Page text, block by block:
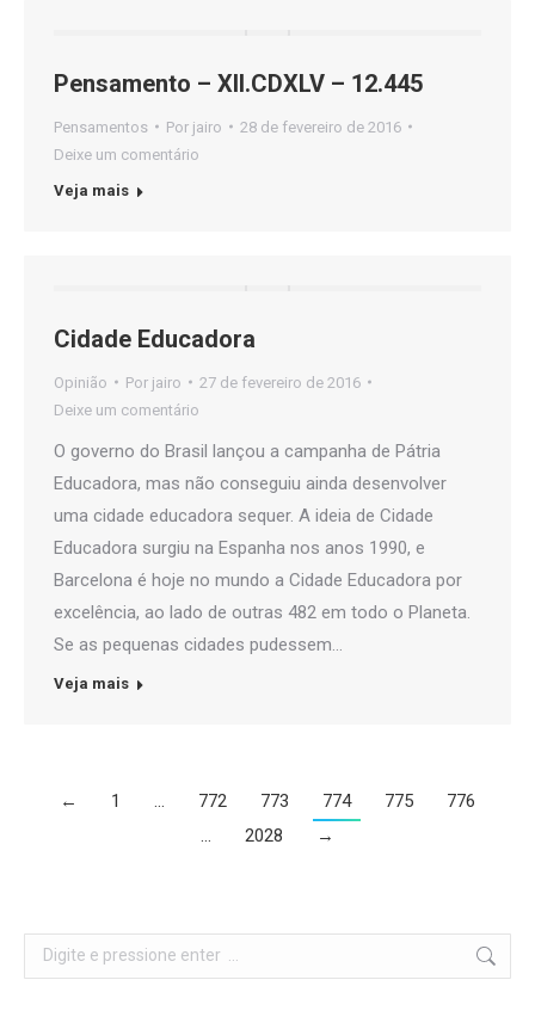
Pensamento – XII.CDXLV – 12.445
Pensamentos Por jairo
28 de fevereiro de 2016
Deixe um comentário
Veja mais
Cidade Educadora
Opinião Por jairo
27 de fevereiro de 2016
Deixe um comentário
O governo do Brasil lançou a campanha de Pátria
Educadora, mas não conseguiu ainda desenvolver
uma cidade educadora sequer. A ideia de Cidade
Educadora surgiu na Espanha nos anos 1990, e
Barcelona é hoje no mundo a Cidade Educadora por
excelência, ao lado de outras 482 em todo o Planeta.
Se as pequenas cidades pudessem…
Veja mais
← 1 … 772 773 774 775
776
…
2028 →
Search: